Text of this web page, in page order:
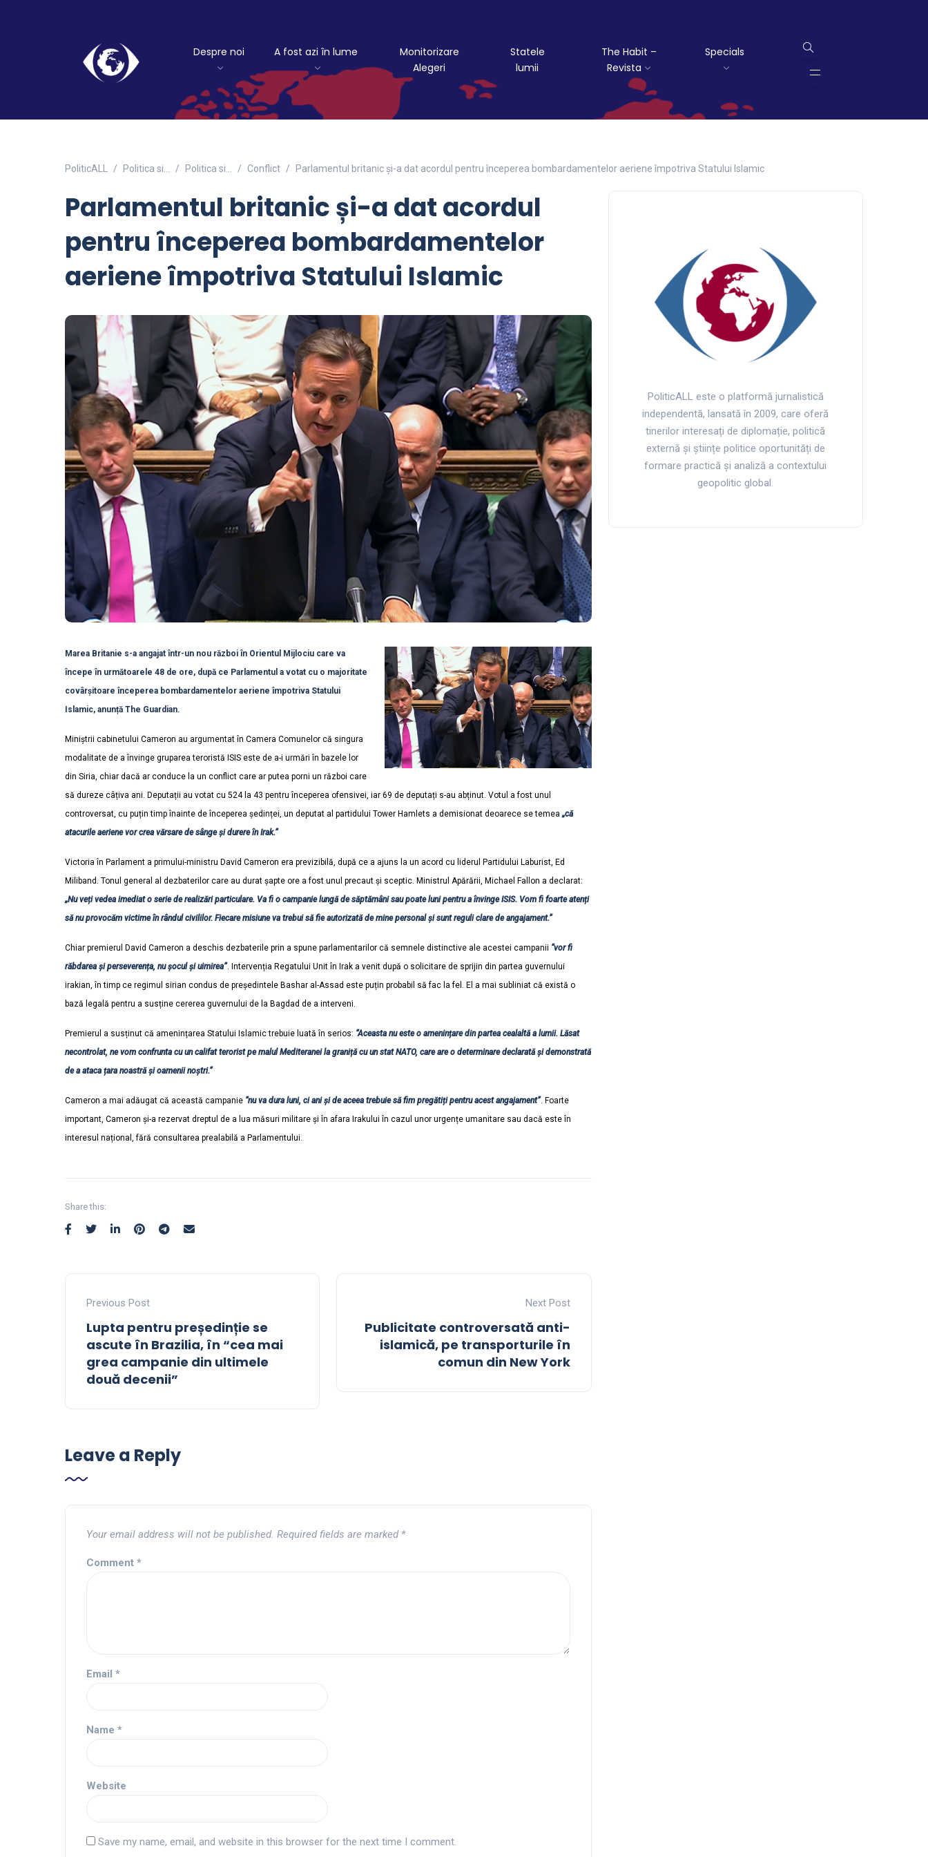
Despre noi A fost azi în lume
Monitorizare
Alegeri
Statele
lumii
The Habit –
Revista
Specials
PoliticALL Politica si… Politica si... Conflict Parlamentul britanic și-a dat acordul pentru începerea bombardamentelor aeriene împotriva Statului Islamic
Parlamentul britanic și-a dat acordul
pentru începerea bombardamentelor
aeriene împotriva Statului Islamic
Marea Britanie s-a angajat într-un nou război în Orientul Mijlociu care va
începe în următoarele 48 de ore, după ce Parlamentul a votat cu o majoritate
covârșitoare începerea bombardamentelor aeriene împotriva Statului
Islamic, anunță The Guardian.
Miniștrii cabinetului Cameron au argumentat în Camera Comunelor că singura
modalitate de a învinge gruparea teroristă ISIS este de a-i urmări în bazele lor
din Siria, chiar dacă ar conduce la un conflict care ar putea porni un război care
să dureze câțiva ani. Deputații au votat cu 524 la 43 pentru începerea ofensivei, iar 69 de deputați s-au abținut. Votul a fost unul
controversat, cu puțin timp înainte de începerea ședinței, un deputat al partidului Tower Hamlets a demisionat deoarece se temea „că
atacurile aeriene vor crea vărsare de sânge și durere în Irak.”
Victoria în Parlament a primului-ministru David Cameron era previzibilă, după ce a ajuns la un acord cu liderul Partidului Laburist, Ed
Miliband. Tonul general al dezbaterilor care au durat șapte ore a fost unul precaut și sceptic. Ministrul Apărării, Michael Fallon a declarat:
„Nu veți vedea imediat o serie de realizări particulare. Va fi o campanie lungă de săptămâni sau poate luni pentru a învinge ISIS. Vom fi foarte atenți
să nu provocăm victime în rândul civililor. Fiecare misiune va trebui să fie autorizată de mine personal și sunt reguli clare de angajament.”
Chiar premierul David Cameron a deschis dezbaterile prin a spune parlamentarilor că semnele distinctive ale acestei campanii “vor fi
răbdarea și perseverența, nu șocul și uimirea”. Intervenția Regatului Unit în Irak a venit după o solicitare de sprijin din partea guvernului
irakian, în timp ce regimul sirian condus de președintele Bashar al-Assad este puțin probabil să fac la fel. El a mai subliniat că există o
bază legală pentru a susține cererea guvernului de la Bagdad de a interveni.
Premierul a susținut că amenințarea Statului Islamic trebuie luată în serios: “Aceasta nu este o amenințare din partea cealaltă a lumii. Lăsat
necontrolat, ne vom confrunta cu un califat terorist pe malul Mediteranei la graniță cu un stat NATO, care are o determinare declarată și demonstrată
de a ataca țara noastră și oamenii noștri.”
Cameron a mai adăugat că această campanie “nu va dura luni, ci ani și de aceea trebuie să fim pregătiți pentru acest angajament”. Foarte
important, Cameron și-a rezervat dreptul de a lua măsuri militare și în afara Irakului în cazul unor urgențe umanitare sau dacă este în
interesul național, fără consultarea prealabilă a Parlamentului.
Share this:
Previous Post
Lupta pentru președinție se
ascute în Brazilia, în “cea mai
grea campanie din ultimele
două decenii”
Next Post
Publicitate controversată anti-
islamică, pe transporturile în
comun din New York
Leave a Reply
Your email address will not be published. Required fields are marked *
Comment *
Email *
Name *
Website
Save my name, email, and website in this browser for the next time I comment.
PoliticALL este o platformă jurnalistică
independentă, lansată în 2009, care oferă
tinerilor interesați de diplomație, politică
externă și științe politice oportunități de
formare practică și analiză a contextului
geopolitic global.